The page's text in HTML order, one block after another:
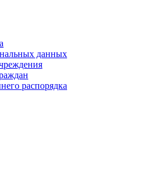
данных
распорядка